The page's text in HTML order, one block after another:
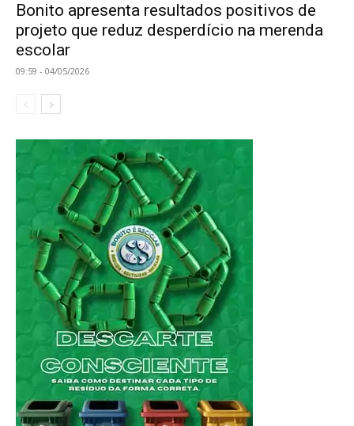
Bonito apresenta resultados positivos de
projeto que reduz desperdício na merenda
escolar
09:59 - 04/05/2026